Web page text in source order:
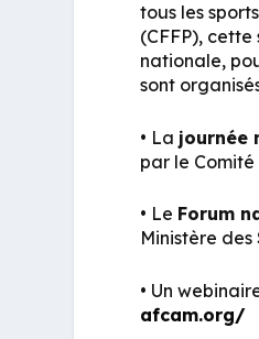
tous les
(CFFP), cette
nationale,
sont
• La journée
par le
• Le Forum
Ministère des
• Un
afcam.org/